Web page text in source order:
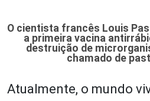
O cientista francês Louis
a primeira vacina
destruição de
chamado de
Atualmente, o mundo